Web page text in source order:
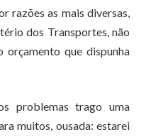
razões as mais diversas,
dos Transportes, não
orçamento que dispunha
problemas trago uma
muitos, ousada: estarei